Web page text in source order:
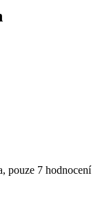
pouze 7 hodnocení